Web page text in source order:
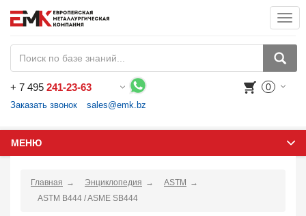
+ 7 495 241-23-63
Заказать звонок sales@emk.bz
0
МЕНЮ
Главная Энциклопедия
ASTM
ASTM B444 / ASME SB444